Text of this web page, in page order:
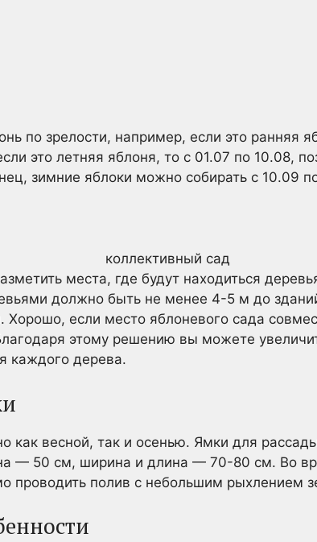
по зрелости, например, если это ранняя
это летняя яблоня, то с 01.07 по 10.08,
зимние яблоки можно собирать с 10.09
места, где будут находиться
должно быть не менее 4-5 м до
если место яблоневого сада
этому решению вы можете
каждого дерева.
как весной, так и осенью. Ямки для
— 50 см, ширина и длина — 70-80 см. Во
проводить полив с небольшим рыхлением